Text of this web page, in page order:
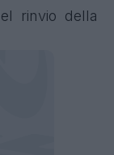
rinvio della